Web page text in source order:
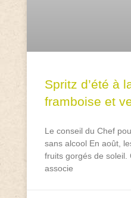
Spritz d’été à
framboise et
Le conseil du Chef
sans alcool En août,
fruits gorgés de soleil.
associe